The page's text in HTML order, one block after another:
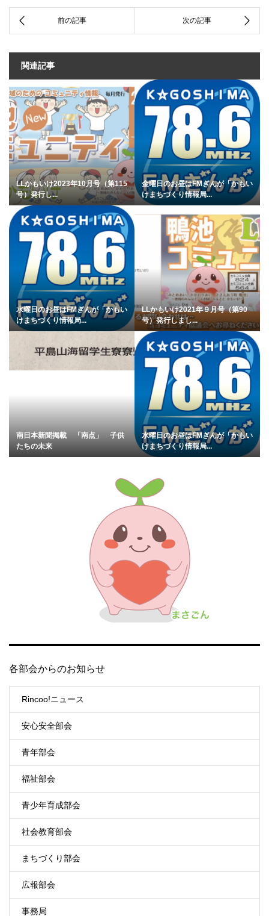
関連記事
LLかもいけ2023年10月号（第115
号）発行し...
金曜日のお昼はFMぎんが「かもい
けまちづくり情報局...
水曜日のお昼はFMぎんが「かもい
けまちづくり情報局...
LLかもいけ2021年９月号（第90
号）発行しまし...
南日本新聞掲載 「南点」 子供
たちの未来
水曜日のお昼はFMぎんが「かもい
けまちづくり情報局...
各部会からのお知らせ
Rincoo!ニュース
安心安全部会
青年部会
福祉部会
青少年育成部会
社会教育部会
まちづくり部会
広報部会
事務局